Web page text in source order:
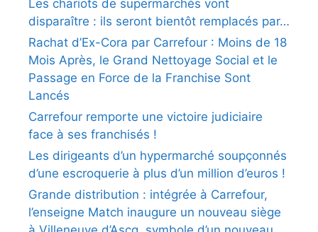
Les chariots de supermarchés vont
disparaître : ils seront bientôt remplacés par…
Rachat d’Ex-Cora par Carrefour : Moins de 18
Mois Après, le Grand Nettoyage Social et le
Passage en Force de la Franchise Sont
Lancés
Carrefour remporte une victoire judiciaire
face à ses franchisés !
Les dirigeants d’un hypermarché soupçonnés
d’une escroquerie à plus d’un million d’euros !
Grande distribution : intégrée à Carrefour,
l’enseigne Match inaugure un nouveau siège